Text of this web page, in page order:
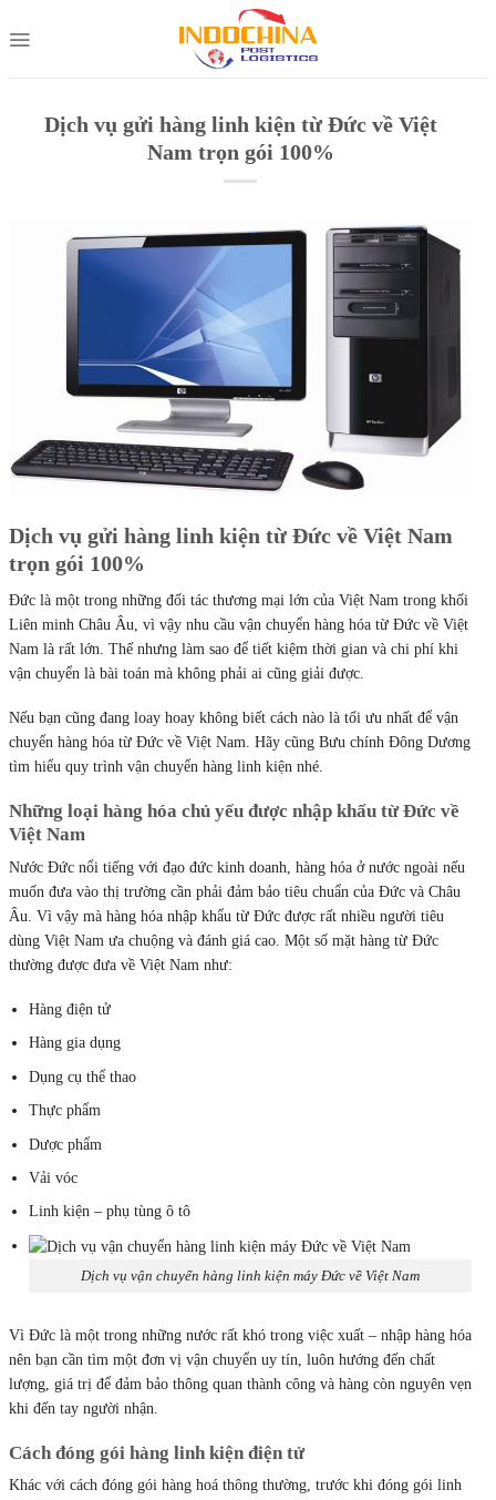
to
Dịch vụ gửi hàng linh kiện từ Đức về Việt
Nam trọn gói 100%
Dịch vụ gửi hàng linh kiện từ Đức về Việt Nam
trọn gói 100%
Đức là một trong những đối tác thương mại lớn của Việt Nam trong khối
Liên minh Châu Âu, vì vậy nhu cầu vận chuyển hàng hóa từ Đức về Việt
Nam là rất lớn. Thế nhưng làm sao để tiết kiệm thời gian và chi phí khi
vận chuyển là bài toán mà không phải ai cũng giải được.
Nếu bạn cũng đang loay hoay không biết cách nào là tối ưu nhất để vận
chuyển hàng hóa từ Đức về Việt Nam. Hãy cũng Bưu chính Đông Dương
tìm hiểu quy trình vận chuyển hàng linh kiện nhé.
Những loại hàng hóa chủ yếu được nhập khẩu từ Đức về
Việt Nam
Nước Đức nổi tiếng với đạo đức kinh doanh, hàng hóa ở nước ngoài nếu
muốn đưa vào thị trường cần phải đảm bảo tiêu chuẩn của Đức và Châu
Âu. Vì vậy mà hàng hóa nhập khẩu từ Đức được rất nhiều người tiêu
dùng Việt Nam ưa chuộng và đánh giá cao. Một số mặt hàng từ Đức
thường được đưa về Việt Nam như:
Hàng điện tử
Hàng gia dụng
Dụng cụ thể thao
Thực phẩm
Dược phẩm
Vải vóc
Linh kiện – phụ tùng ô tô
Dịch vụ vận chuyển hàng linh kiện máy Đức về Việt Nam
Vì Đức là một trong những nước rất khó trong việc xuất – nhập hàng hóa
nên bạn cần tìm một đơn vị vận chuyển uy tín, luôn hướng đến chất
lượng, giá trị để đảm bảo thông quan thành công và hàng còn nguyên vẹn
khi đến tay người nhận.
Cách đóng gói hàng linh kiện điện tử
Khác với cách đóng gói hàng hoá thông thường, trước khi đóng gói linh